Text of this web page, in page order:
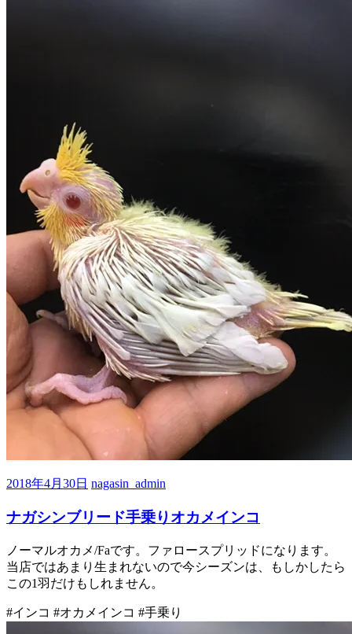
2018年4月30日 nagasin_admin
ナガシンブリード手乗りオカメインコ
ノーマルオカメ/Faです。ファロースプリッドになります。
当店ではあまり生まれないので今シーズンは、もしかしたら
この1羽だけもしれません。
#インコ #オカメインコ #手乗り